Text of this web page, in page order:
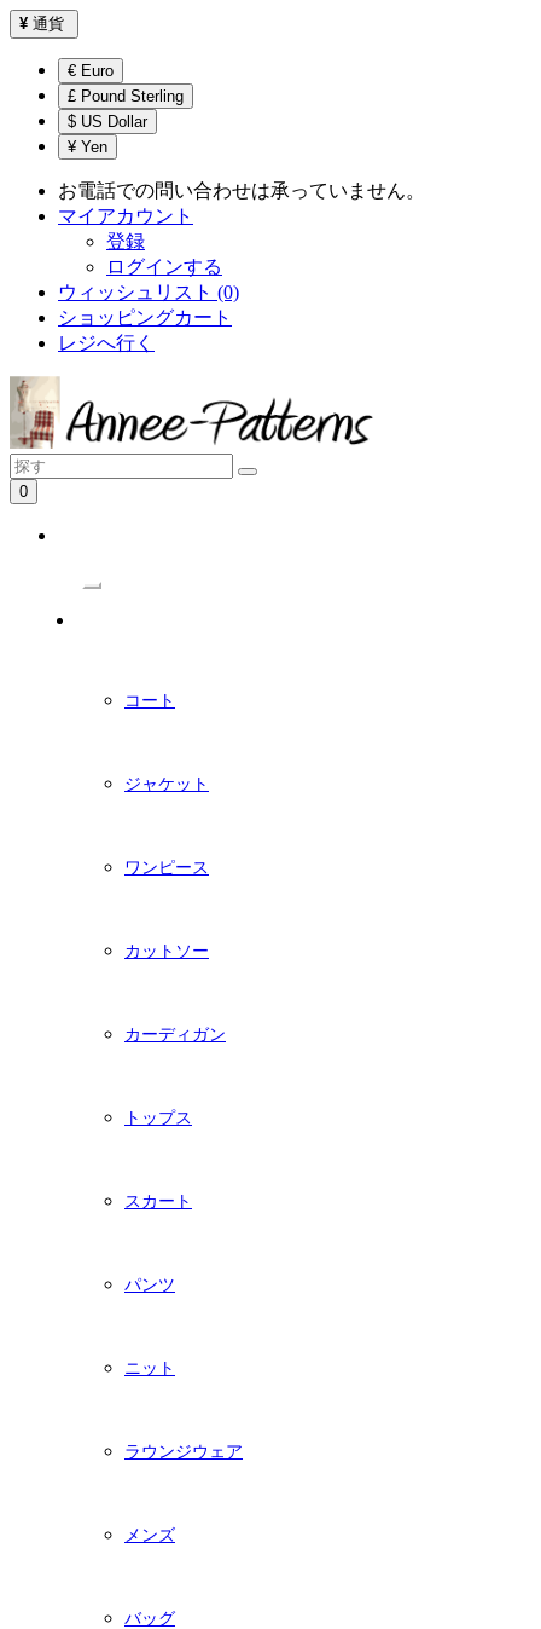
¥ 通貨
€ Euro
£ Pound Sterling
$ US Dollar
¥ Yen
お電話での問い合わせは承っていません。
マイアカウント
登録
ログインする
ウィッシュリスト (0)
ショッピングカート
レジへ行く
0
コート
ジャケット
ワンピース
カットソー
カーディガン
トップス
スカート
パンツ
ニット
ラウンジウェア
メンズ
バッグ